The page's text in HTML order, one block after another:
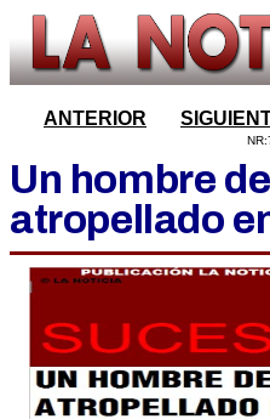
ANTERIOR
Un hombre
atropellado